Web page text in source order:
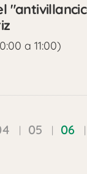
a 11:00)
05 06